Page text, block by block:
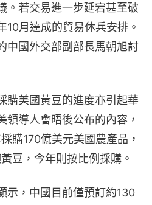
。若交易進一步延宕甚至破
10月達成的貿易休兵安排。
中國外交部副部長馬朝旭討
購美國黃豆的進度亦引起華
領導人會晤後公布的內容，
購170億美元美國農產品，
豆，今年則按比例採購。
示，中國目前僅預訂約130